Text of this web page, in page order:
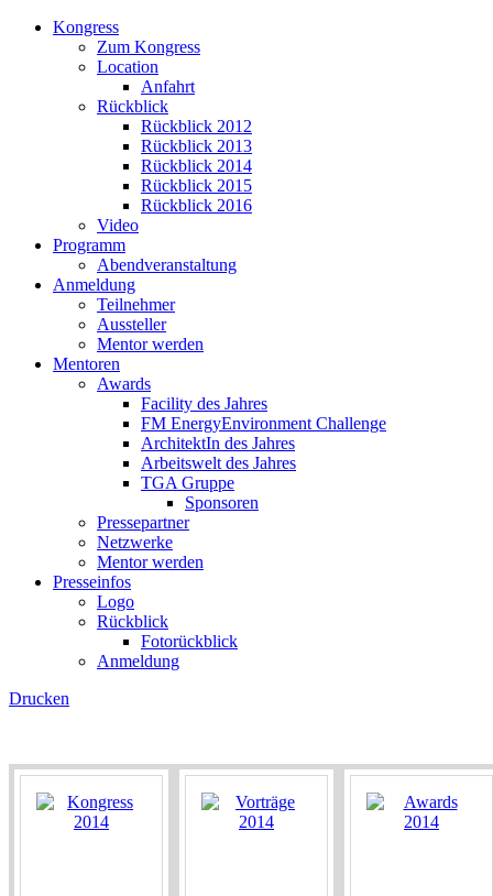
Kongress
Zum Kongress
Location
Anfahrt
Rückblick
Rückblick 2012
Rückblick 2013
Rückblick 2014
Rückblick 2015
Rückblick 2016
Video
Programm
Abendveranstaltung
Anmeldung
Teilnehmer
Aussteller
Mentor werden
Mentoren
Awards
Facility des Jahres
FM EnergyEnvironment Challenge
ArchitektIn des Jahres
Arbeitswelt des Jahres
TGA Gruppe
Sponsoren
Pressepartner
Netzwerke
Mentor werden
Presseinfos
Logo
Rückblick
Fotorückblick
Anmeldung
Drucken